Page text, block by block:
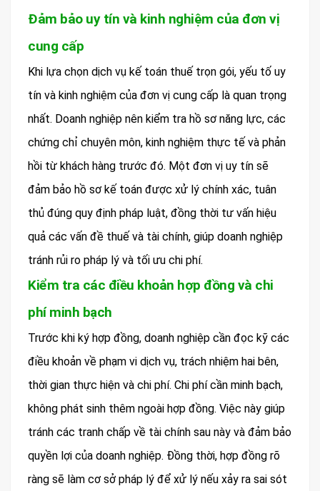
Đảm bảo uy tín và kinh nghiệm của đơn vị
cung cấp
Khi lựa chọn dịch vụ kế toán thuế trọn gói, yếu tố uy
tín và kinh nghiệm của đơn vị cung cấp là quan trọng
nhất. Doanh nghiệp nên kiểm tra hồ sơ năng lực, các
chứng chỉ chuyên môn, kinh nghiệm thực tế và phản
hồi từ khách hàng trước đó. Một đơn vị uy tín sẽ
đảm bảo hồ sơ kế toán được xử lý chính xác, tuân
thủ đúng quy định pháp luật, đồng thời tư vấn hiệu
quả các vấn đề thuế và tài chính, giúp doanh nghiệp
tránh rủi ro pháp lý và tối ưu chi phí.
Kiểm tra các điều khoản hợp đồng và chi
phí minh bạch
Trước khi ký hợp đồng, doanh nghiệp cần đọc kỹ các
điều khoản về phạm vi dịch vụ, trách nhiệm hai bên,
thời gian thực hiện và chi phí. Chi phí cần minh bạch,
không phát sinh thêm ngoài hợp đồng. Việc này giúp
tránh các tranh chấp về tài chính sau này và đảm bảo
quyền lợi của doanh nghiệp. Đồng thời, hợp đồng rõ
ràng sẽ làm cơ sở pháp lý để xử lý nếu xảy ra sai sót